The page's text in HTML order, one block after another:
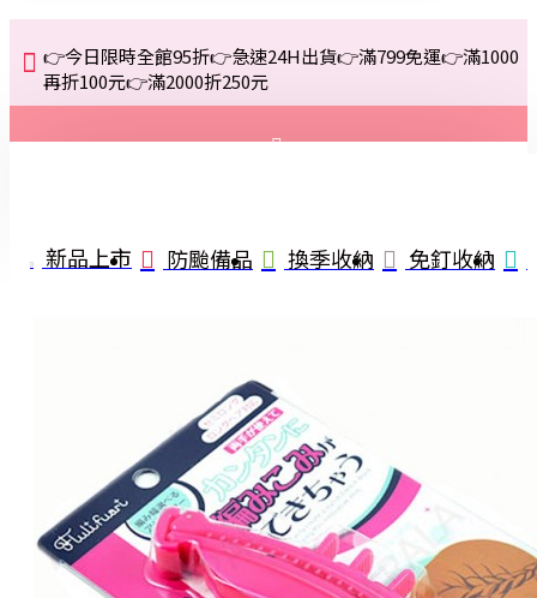
👉今日限時全館95折👉急速24H出貨👉滿799免運👉滿1000
再折100元👉滿2000折250元
註冊
新品上市 防颱備品 換季收納 免釘收納